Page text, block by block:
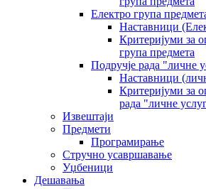
Електро група
Наставници
Критеријуми за
група предмета
Подручје рада "личне
Наставници
Критеријуми за
рада "личне
Извештаји
Предмети
Програмирање
Стручно усавршавање
Уџбеници
Дешавања